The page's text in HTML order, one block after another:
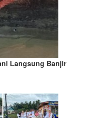
Langsung Banjir